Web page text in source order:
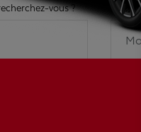
vous ? Quel
europe.com/v1/car-filter-header/fr/fr?